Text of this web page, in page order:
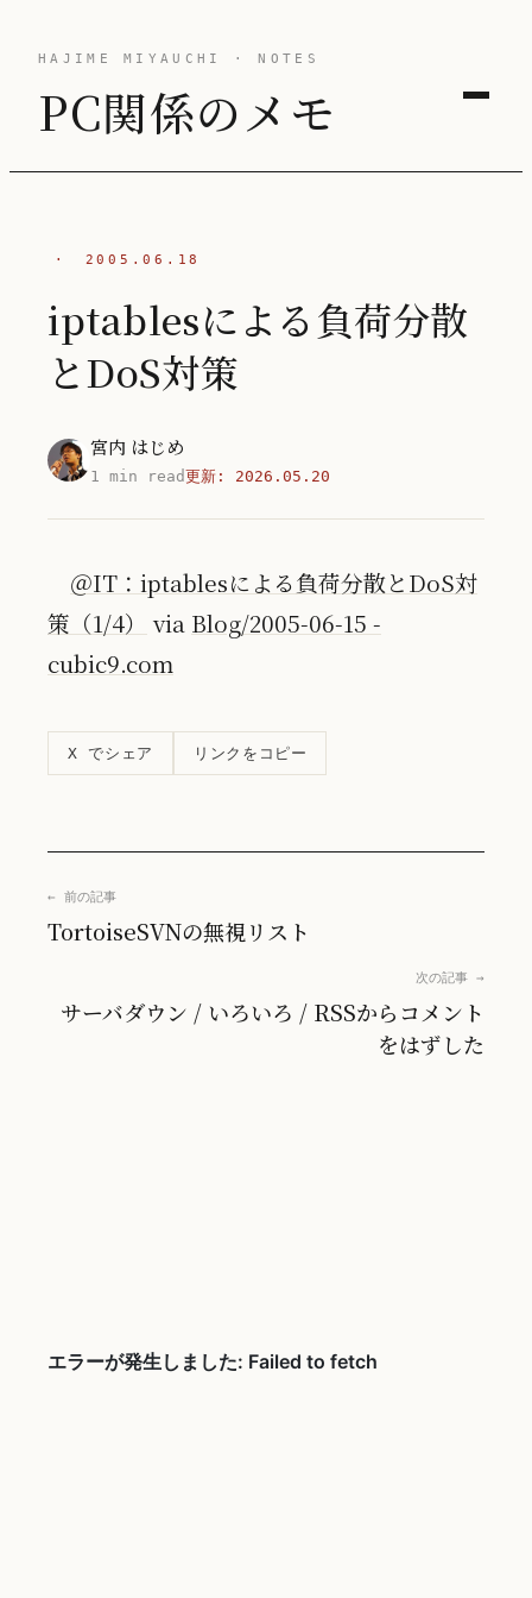
HAJIME MIYAUCHI · NOTES
PC関係のメモ
· 2005.06.18
iptablesによる負荷分散
とDoS対策
宮内 はじめ
1 min read更新: 2026.05.20
＠IT：iptablesによる負荷分散とDoS対
策（1/4）
via Blog/2005-06-15 -
cubic9.com
X でシェア リンクをコピー
← 前の記事
TortoiseSVNの無視リスト
次の記事 →
サーバダウン / いろいろ / RSSからコメント
をはずした